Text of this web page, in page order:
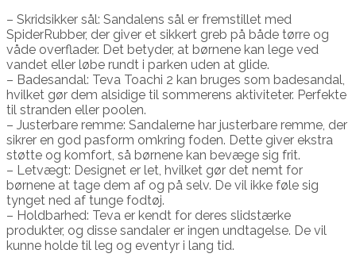
– Skridsikker sål: Sandalens sål er fremstillet med
SpiderRubber, der giver et sikkert greb på både tørre og
våde overflader. Det betyder, at børnene kan lege ved
vandet eller løbe rundt i parken uden at glide.
– Badesandal: Teva Toachi 2 kan bruges som badesandal,
hvilket gør dem alsidige til sommerens aktiviteter. Perfekte
til stranden eller poolen.
– Justerbare remme: Sandalerne har justerbare remme, der
sikrer en god pasform omkring foden. Dette giver ekstra
støtte og komfort, så børnene kan bevæge sig frit.
– Letvægt: Designet er let, hvilket gør det nemt for
børnene at tage dem af og på selv. De vil ikke føle sig
tynget ned af tunge fodtøj.
– Holdbarhed: Teva er kendt for deres slidstærke
produkter, og disse sandaler er ingen undtagelse. De vil
kunne holde til leg og eventyr i lang tid.